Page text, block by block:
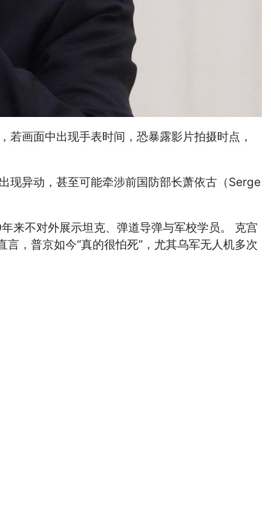
画面中出现手表时间，恐暴露影片拍摄时点，
现异动，甚至可能牵涉前国防部长萧依古（Serge
来不对外展示坦克、弹道导弹与军校学员。 克宫
，普京如今“真的很怕死”，尤其乌军无人机多次